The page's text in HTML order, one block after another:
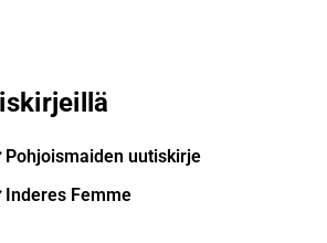
Pohjoismaiden uutiskirje
Inderes Femme